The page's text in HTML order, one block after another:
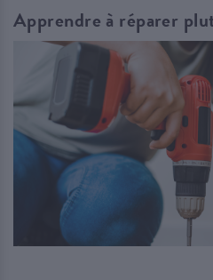
Apprendre à réparer